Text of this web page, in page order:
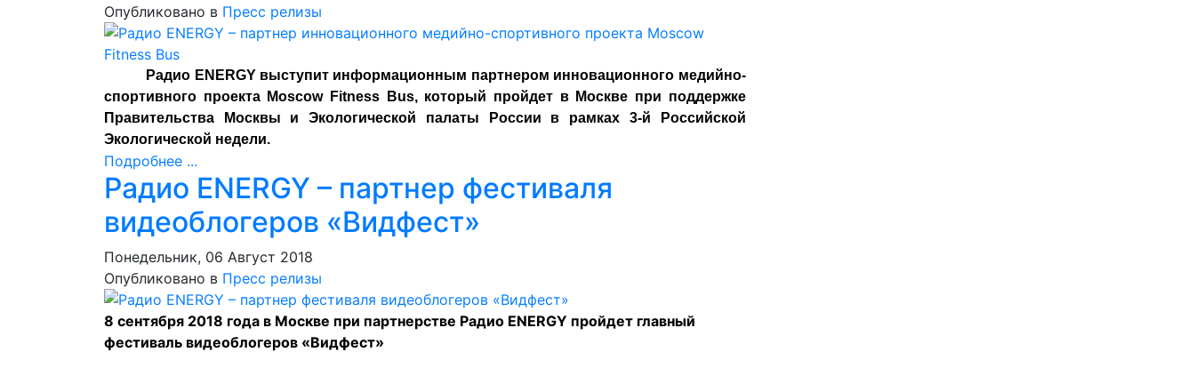
Опубликовано в Пресс релизы
Радио ENERGY выступит информационным партнером инновационного медийно-
спортивного проекта Moscow Fitness Bus, который пройдет в Москве при поддержке
Правительства Москвы и Экологической палаты России
в рамках 3-й Российской
Экологической недели.
Подробнее ...
Радио ENERGY – партнер фестиваля
видеоблогеров «Видфест»
Понедельник, 06 Август 2018
Опубликовано в Пресс релизы
8 сентября 2018 года в Москве при партнерстве Радио ENERGY пройдет главный
фестиваль видеоблогеров «Видфест»